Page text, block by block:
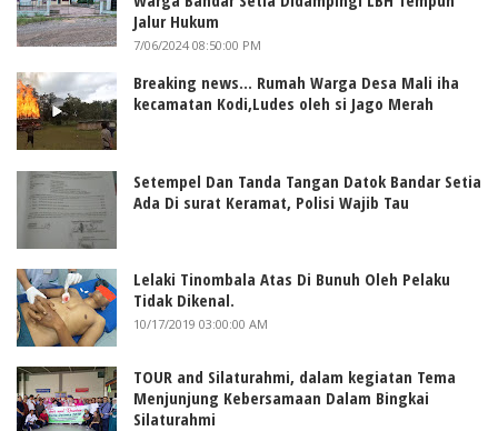
Jalur Hukum
7/06/2024 08:50:00 PM
Breaking news... Rumah Warga Desa Mali iha
kecamatan Kodi,Ludes oleh si Jago Merah
Setempel Dan Tanda Tangan Datok Bandar Setia
Ada Di surat Keramat, Polisi Wajib Tau
Lelaki Tinombala Atas Di Bunuh Oleh Pelaku
Tidak Dikenal.
10/17/2019 03:00:00 AM
TOUR and Silaturahmi, dalam kegiatan Tema
Menjunjung Kebersamaan Dalam Bingkai
Silaturahmi